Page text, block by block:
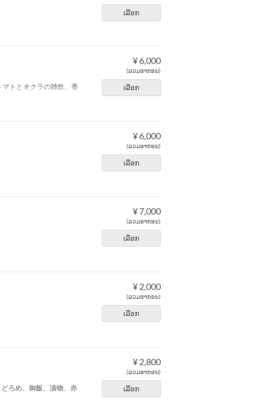
ເລືອກ
¥ 6,000
(ລວມອາກອນ)
ເລືອກ
トとオクラの雑炊、香
¥ 6,000
(ລວມອາກອນ)
ເລືອກ
¥ 7,000
(ລວມອາກອນ)
ເລືອກ
¥ 2,000
(ລວມອາກອນ)
ເລືອກ
¥ 2,800
(ລວມອາກອນ)
ເລືອກ
ろめ、御飯、漬物、赤